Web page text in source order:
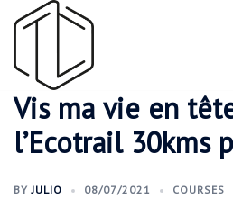
Aller
Vis ma vie en
l’Ecotrail 30kms
BYJULIO 08/07/2021 COURSES